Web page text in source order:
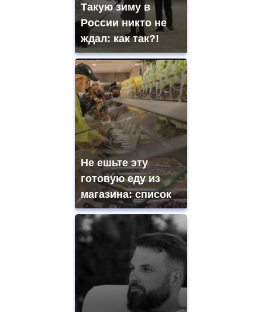
Такую зиму в
России никто не
ждал: как так?!
Не ешьте эту
готовую еду из
магазина: список